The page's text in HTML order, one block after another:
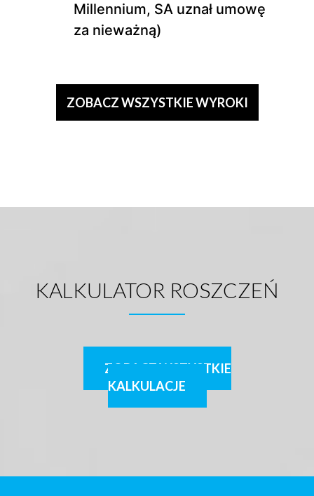
Millennium, SA uznał umowę
za nieważną)
ZOBACZ WSZYSTKIE WYROKI
KALKULATOR ROSZCZEŃ
ZOBACZ WSZYSTKIE
KALKULACJE